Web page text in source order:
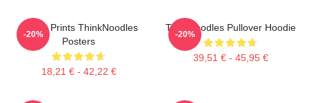
Funny Prints ThinkNoodles
Posters
18,21 € - 42,22 €
-20%
Thinknoodles Pullover Hoodie
39,51 € - 45,95 €
-20%